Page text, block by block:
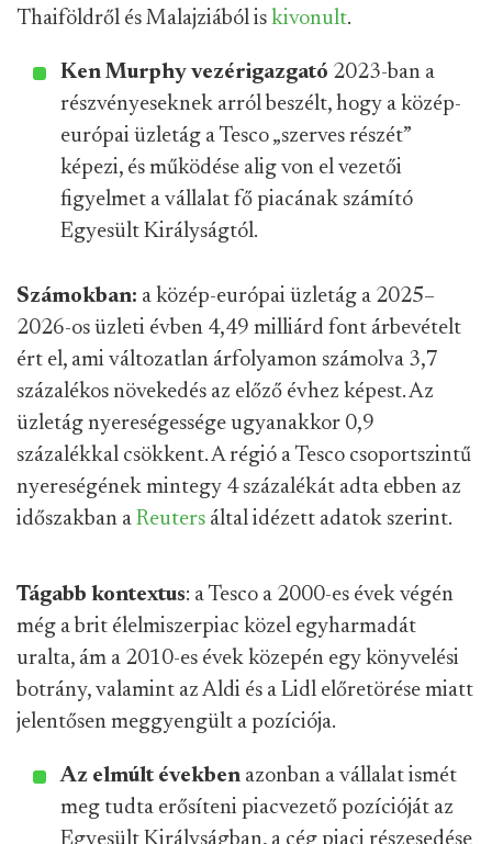
Thaiföldről és Malajziából is kivonult.
Ken Murphy vezérigazgató 2023-ban a
részvényeseknek arról beszélt, hogy a közép-
európai üzletág a Tesco „szerves részét”
képezi, és működése alig von el vezetői
figyelmet a vállalat fő piacának számító
Egyesült Királyságtól.
Számokban: a közép-európai üzletág a 2025–
2026-os üzleti évben 4,49 milliárd font árbevételt
ért el, ami változatlan árfolyamon számolva 3,7
százalékos növekedés az előző évhez képest. Az
üzletág nyereségessége ugyanakkor 0,9
százalékkal csökkent. A régió a Tesco csoportszintű
nyereségének mintegy 4 százalékát adta ebben az
időszakban a Reuters által idézett adatok szerint.
Tágabb kontextus: a Tesco a 2000-es évek végén
még a brit élelmiszerpiac közel egyharmadát
uralta, ám a 2010-es évek közepén egy könyvelési
botrány, valamint az Aldi és a Lidl előretörése miatt
jelentősen meggyengült a pozíciója.
Az elmúlt években azonban a vállalat ismét
meg tudta erősíteni piacvezető pozícióját az